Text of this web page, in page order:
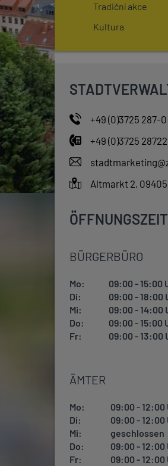
Tradiční akce
Kultura
+49 (0)3725 287-0
+49 (0)3725
Altmarkt 2,
BÜRGERBÜRO
Mo:
09:00 - 15:00
Di:
09:00 - 18:00
Mi:
09:00 - 14:00
Do:
09:00 - 15:00
Fr:
09:00 - 13:00
ÄMTER
Mo:
09:00 - 12:00
Di:
09:00 - 12:00
Mi:
geschlossen
Do:
09:00 - 12:00
Fr:
09:00 - 12:00